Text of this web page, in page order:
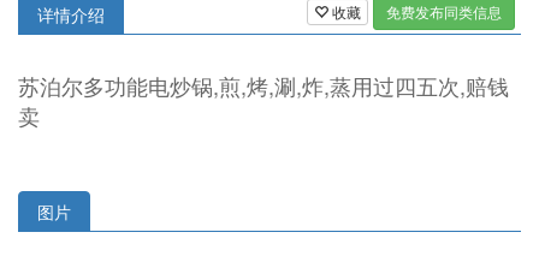
收藏 免费发布同类信息
详情介绍
苏泊尔多功能电炒锅,煎,烤,涮,炸,蒸用过四五次,赔钱
卖
图片